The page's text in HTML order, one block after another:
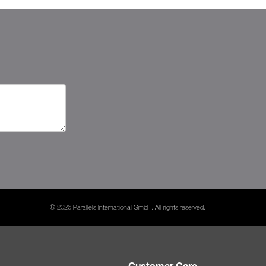
© 2026 Parallels International GmbH. All rights reserved.